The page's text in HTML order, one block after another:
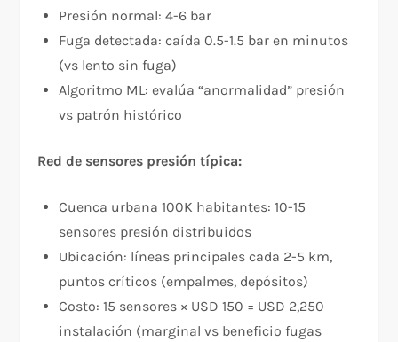
Presión normal: 4-6 bar
Fuga detectada: caída 0.5-1.5 bar en minutos
(vs lento sin fuga)
Algoritmo ML: evalúa “anormalidad” presión
vs patrón histórico
Red de sensores presión típica:
Cuenca urbana 100K habitantes: 10-15
sensores presión distribuidos
Ubicación: líneas principales cada 2-5 km,
puntos críticos (empalmes, depósitos)
Costo: 15 sensores × USD 150 = USD 2,250
instalación (marginal vs beneficio fugas